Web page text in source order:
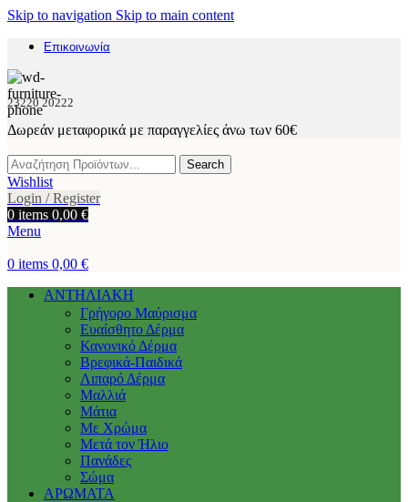
Skip to navigation Skip to main content
Επικοινωνία
23220 20222
Δωρεάν μεταφορικά με παραγγελίες άνω των 60€
Search
Wishlist
Login / Register
0 items 0,00 €
Menu
0 items 0,00 €
ΑΝΤΗΛΙΑΚΗ
Γρήγορο Μαύρισμα
Ευαίσθητο Δέρμα
Κανονικό Δέρμα
Βρεφικά-Παιδικά
Λιπαρό Δέρμα
Μαλλιά
Μάτια
Με Χρώμα
Μετά τον Ήλιο
Πανάδες
Σώμα
ΑΡΩΜΑΤΑ